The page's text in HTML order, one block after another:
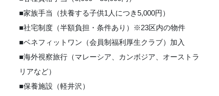
■家族手当（扶養する子供1人につき5,000円）
■社宅制度（半額負担・条件あり）※23区内の物件
■ベネフィットワン（会員制福利厚生クラブ）加入
■海外視察旅行（マレーシア、カンボジア、オーストラ
リアなど）
■保養施設（軽井沢）